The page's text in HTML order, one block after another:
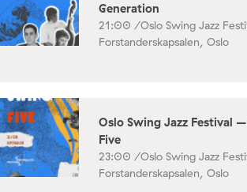
Generation
21:00 /Oslo Swing Jazz
Forstanderskapsalen, Oslo
Oslo Swing Jazz Festival
Five
23:00 /Oslo Swing Jazz
Forstanderskapsalen, Oslo